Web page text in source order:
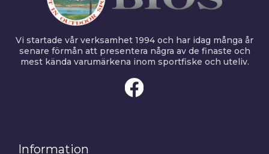
Vi startade vår verksamhet 1994 och har idag många år
senare förmån att presentera några av de finaste och
mest kända varumärkena inom sportfiske och uteliv.
Information